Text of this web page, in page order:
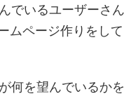
でいるユーザーさん
ムページ作りをして
何を望んでいるかを